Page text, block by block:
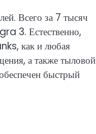
Всего за 7 тысяч
3. Естественно,
как и любая
а также тыловой
быстрый